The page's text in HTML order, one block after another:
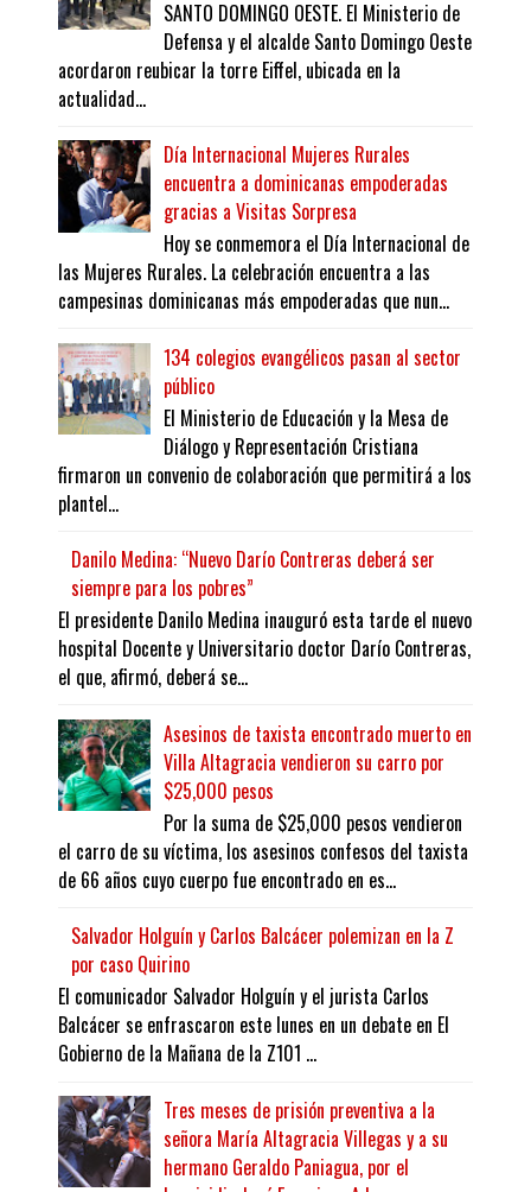
SANTO DOMINGO OESTE. El Ministerio de
Defensa y el alcalde Santo Domingo Oeste
acordaron reubicar la torre Eiffel, ubicada en la
actualidad...
Día Internacional Mujeres Rurales
encuentra a dominicanas empoderadas
gracias a Visitas Sorpresa
Hoy se conmemora el Día Internacional de
las Mujeres Rurales. La celebración encuentra a las
campesinas dominicanas más empoderadas que nun...
134 colegios evangélicos pasan al sector
público
El Ministerio de Educación y la Mesa de
Diálogo y Representación Cristiana
firmaron un convenio de colaboración que permitirá a los
plantel...
Danilo Medina: “Nuevo Darío Contreras deberá ser
siempre para los pobres”
El presidente Danilo Medina inauguró esta tarde el nuevo
hospital Docente y Universitario doctor Darío Contreras,
el que, afirmó, deberá se...
Asesinos de taxista encontrado muerto en
Villa Altagracia vendieron su carro por
$25,000 pesos
Por la suma de $25,000 pesos vendieron
el carro de su víctima, los asesinos confesos del taxista
de 66 años cuyo cuerpo fue encontrado en es...
Salvador Holguín y Carlos Balcácer polemizan en la Z
por caso Quirino
El comunicador Salvador Holguín y el jurista Carlos
Balcácer se enfrascaron este lunes en un debate en El
Gobierno de la Mañana de la Z101 ...
Tres meses de prisión preventiva a la
señora María Altagracia Villegas y a su
hermano Geraldo Paniagua, por el